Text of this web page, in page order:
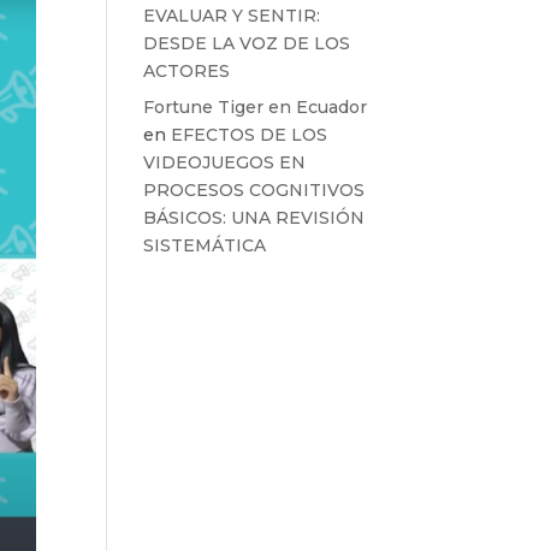
EVALUAR Y SENTIR:
DESDE LA VOZ DE LOS
ACTORES
Fortune Tiger en Ecuador
en EFECTOS DE LOS
VIDEOJUEGOS EN
PROCESOS COGNITIVOS
BÁSICOS: UNA REVISIÓN
SISTEMÁTICA